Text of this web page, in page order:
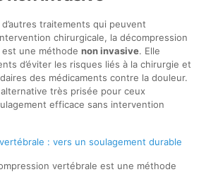
traitements qui peuvent
chirurgicale, la décompression
une méthode non invasive. Elle
d’éviter les risques liés à la chirurgie et
des médicaments contre la douleur.
très prisée pour ceux
efficace sans intervention
: vers un soulagement durable
vertébrale est une méthode